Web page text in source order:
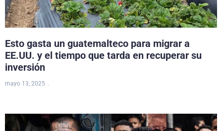
Esto gasta un guatemalteco para migrar a
EE.UU. y el tiempo que tarda en recuperar su
inversión
mayo 13, 2025